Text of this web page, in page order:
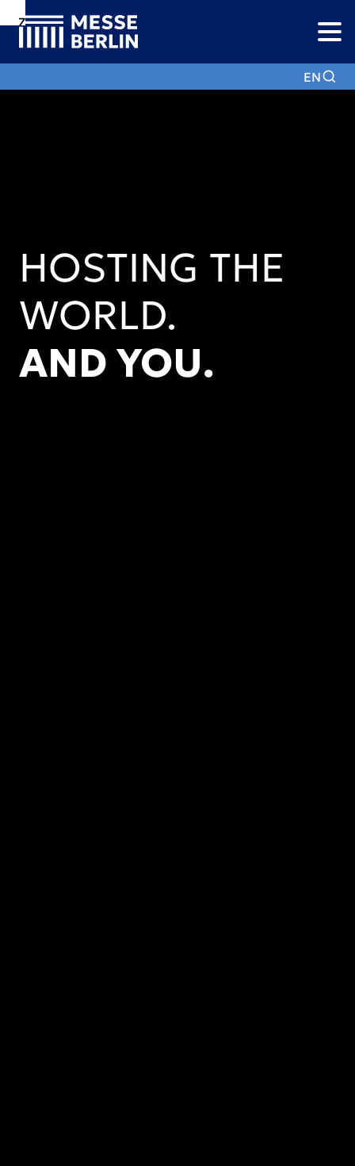
Zur
Navigation
Zur
Suche
Zum
Hauptinhalt
EN
HOSTING THE
WORLD.
AND YOU.